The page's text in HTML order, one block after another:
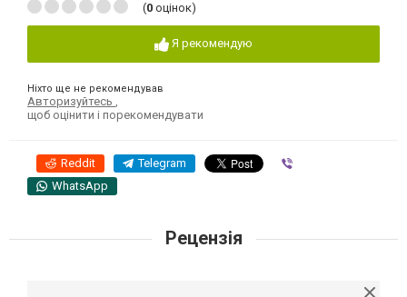
(0 оцінок)
Я рекомендую
Ніхто ще не рекомендував
Авторизуйтесь
щоб оцінити і порекомендувати
Reddit Telegram
WhatsApp
Рецензія